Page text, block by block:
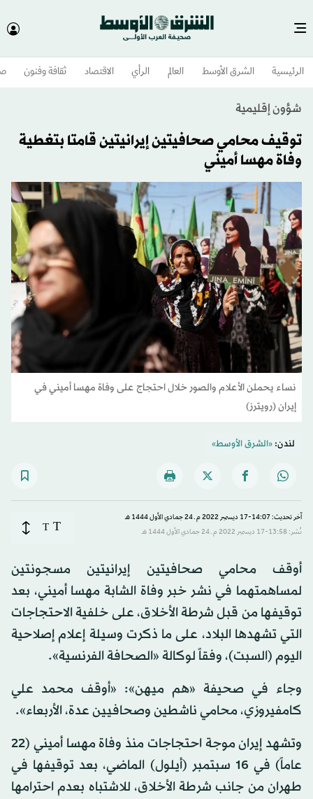
الرئيسية الشرق الأوسط​ العالم الرأي الاقتصاد ثقافة وفنون
شؤون إقليمية
توقيف محامي صحافيتين إيرانيتين قامتا بتغطية
وفاة مهسا أميني
نساء يحملن الأعلام والصور خلال احتجاج على وفاة مهسا أميني في
إيران (رويترز)
لندن:«الشرق الأوسط»
آخر تحديث: 14:07-17 ديسمبر 2022 م ـ 24 جمادي الأول 1444 هـ
نُشر: 13:58-17 ديسمبر 2022 م ـ 24 جمادي الأول 1444 هـ
T
T
أوقف محامي صحافيتين إيرانيتين مسجونتين
لمساهمتهما في نشر خبر وفاة الشابة مهسا أميني، بعد
توقيفها من قبل شرطة الأخلاق، على خلفية الاحتجاجات
التي تشهدها البلاد، على ما ذكرت وسيلة إعلام إصلاحية
اليوم (السبت)، وفقاً لوكالة «الصحافة الفرنسية».
وجاء في صحيفة «هم ميهن»: «أوقف محمد علي
كامفيروزي، محامي ناشطين وصحافيين عدة، الأربعاء».
وتشهد إيران موجة احتجاجات منذ وفاة مهسا أميني (22
عاماً) في 16 سبتمبر (أيلول) الماضي، بعد توقيفها في
طهران من جانب شرطة الأخلاق، للاشتباه بعدم احترامها